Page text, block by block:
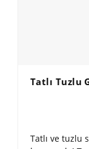
Tatlı Tuzlu
Tatlı ve tuzlu